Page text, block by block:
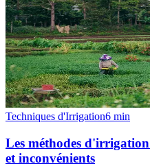
Techniques d'Irrigation6 min
Les méthodes
et inconvénients